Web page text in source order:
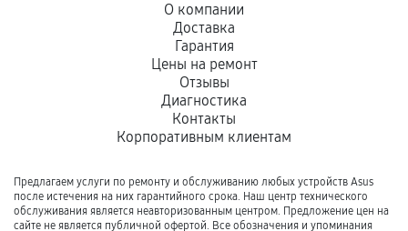
О компании
Доставка
Гарантия
Цены на ремонт
Отзывы
Диагностика
Контакты
Корпоративным клиентам
Предлагаем услуги по ремонту и обслуживанию любых устройств Asus
после истечения на них гарантийного срока. Наш центр технического
обслуживания является неавторизованным центром. Предложение цен на
сайте не является публичной офертой. Все обозначения и упоминания